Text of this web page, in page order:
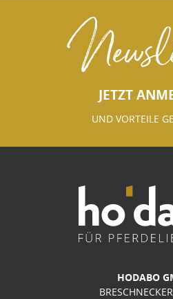
JETZT
UND VORTEILE
HODABO